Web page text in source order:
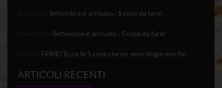
Settembre e’ arrivato : 5 cose da fare!
Settembre e’ arrivato : 5 cose da fare!
FERIE? Ecco le 5 cose che un vero single non fa!
ARTICOLI RECENTI